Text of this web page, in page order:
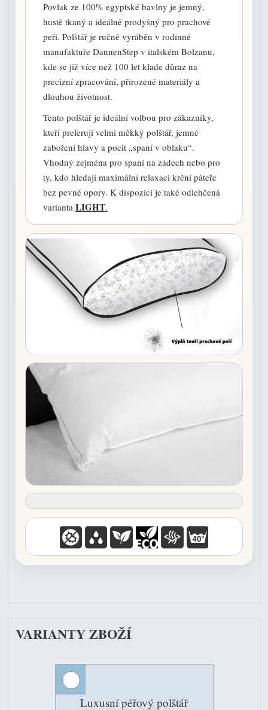
Povlak ze 100% egyptské bavlny je jemný,
hustě tkaný a ideálně prodyšný pro prachové
peří. Polštář je ručně vyráběn v rodinné
manufaktuře DaunenStep v italském Bolzanu,
kde se již více než 100 let klade důraz na
precizní zpracování, přirozené materiály a
dlouhou životnost.
Tento polštář je ideální volbou pro zákazníky,
kteří preferují velmi měkký polštář, jemné
zaboření hlavy a pocit „spaní v oblaku“.
Vhodný zejména pro spaní na zádech nebo pro
ty, kdo hledají maximální relaxaci krční páteře
bez pevné opory. K dispozici je také odlehčená
varianta LIGHT.
VARIANTY ZBOŽÍ
Luxusní péřový polštář